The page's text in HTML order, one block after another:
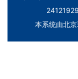
本系统由北